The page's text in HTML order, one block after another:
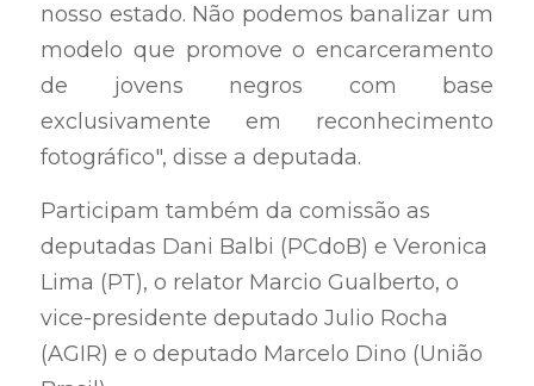
nosso estado. Não podemos banalizar um
modelo que promove o encarceramento
de jovens negros com base
exclusivamente em reconhecimento
fotográfico", disse a deputada.
Participam também da comissão as
deputadas Dani Balbi (PCdoB) e Veronica
Lima (PT), o relator Marcio Gualberto, o
vice-presidente deputado Julio Rocha
(AGIR) e o deputado Marcelo Dino (União